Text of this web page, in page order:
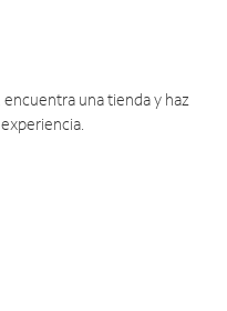
una tienda y haz